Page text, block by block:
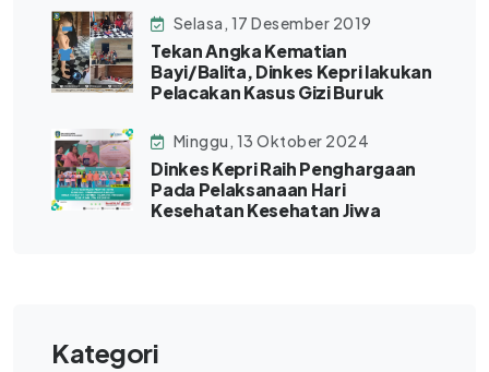
Selasa, 17 Desember 2019
Tekan Angka Kematian
Bayi/Balita, Dinkes Kepri lakukan
Pelacakan Kasus Gizi Buruk
Minggu, 13 Oktober 2024
Dinkes Kepri Raih Penghargaan
Pada Pelaksanaan Hari
Kesehatan Kesehatan Jiwa
Kategori